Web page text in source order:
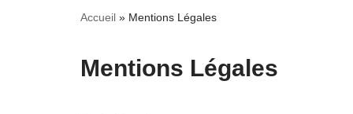
Accueil » Mentions Légales
Mentions Légales